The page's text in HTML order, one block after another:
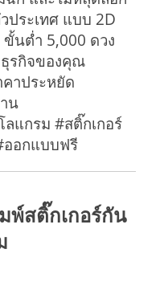
ประเทศ แบบ 2D
นต่ำ 5,000 ดวง
รกิจของคุณ
คาประหยัด
น
แกรม #สติ๊กเกอร์
ออกแบบฟรี
พ์สติ๊กเกอร์กัน